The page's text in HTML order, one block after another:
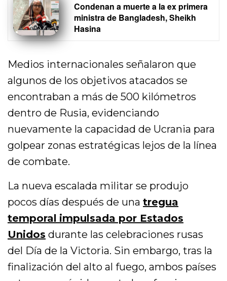
Condenan a muerte a la ex primera
ministra de Bangladesh, Sheikh
Hasina
Medios internacionales señalaron que
algunos de los objetivos atacados se
encontraban a más de 500 kilómetros
dentro de Rusia, evidenciando
nuevamente la capacidad de Ucrania para
golpear zonas estratégicas lejos de la línea
de combate.
La nueva escalada militar se produjo
pocos días después de unatregua
temporal impulsada por Estados
Unidos durante las celebraciones rusas
del Día de la Victoria. Sin embargo, tras la
finalización del alto al fuego, ambos países